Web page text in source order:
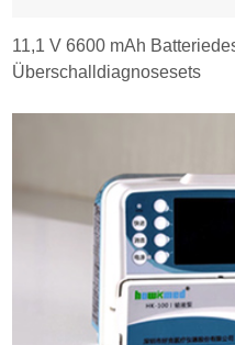
11,1 V 6600 mAh
Überschalldiagnosesets